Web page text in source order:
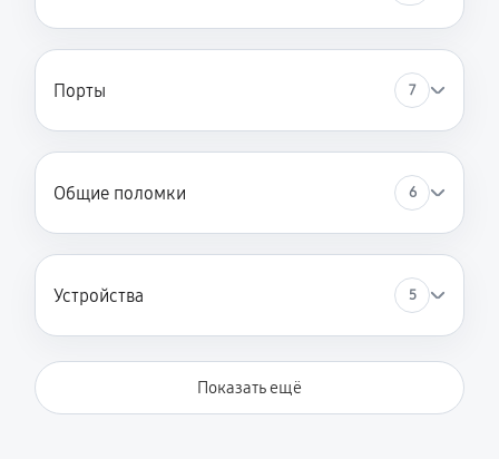
Порты 7
Общие поломки 6
Устройства 5
Показать ещё